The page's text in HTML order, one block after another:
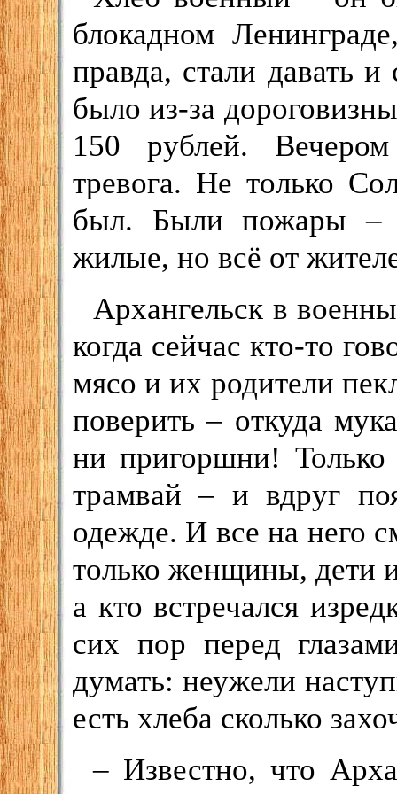
блокадном
правда, стали давать
было из-за
150 рублей.
тревога. Не только
был. Были пожары –
жилые, но всё от
Архангельск в
когда сейчас кто-то
мясо и их родители
поверить – откуда
ни пригоршни!
трамвай – и вдруг
одежде. И все на него
только женщины, дети
а кто встречался
сих пор перед
думать: неужели
есть хлеба сколько
– Известно, что